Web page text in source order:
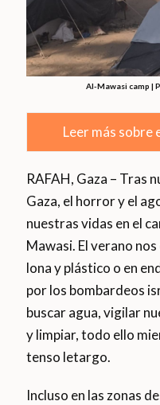
Al-Mawasi camp |
Leer más sobre
RAFAH, Gaza – Tras
Gaza, el horror y el
nuestras vidas en el
Mawasi. El verano
lona y plástico o en
por los bombardeos
buscar agua, vigilar
y limpiar, todo ello
tenso letargo.
Incluso en las zonas